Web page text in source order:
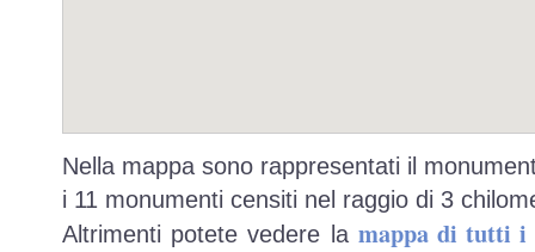
Nella mappa sono rappresentati il
i 11 monumenti censiti nel raggio di 3
Altrimenti potete vedere la mappa di tutti i